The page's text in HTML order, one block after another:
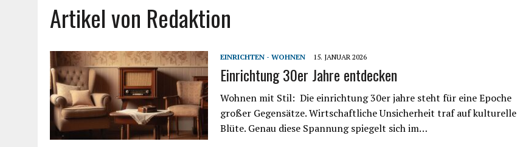
23. JULI 2026
SO EINFACH GELINGT – DIE PERFEKTE TERRASSENGESTALTUNG
Artikel von Redaktion
EINRICHTEN - WOHNEN 15. JANUAR 2026
Einrichtung 30er Jahre entdecken
Wohnen mit Stil: Die einrichtung 30er jahre steht für eine Epoche
großer Gegensätze. Wirtschaftliche Unsicherheit traf auf kulturelle
Blüte. Genau diese Spannung spiegelt sich im…